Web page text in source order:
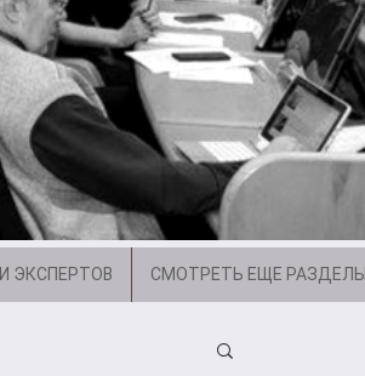
ЭКСПЕРТОВ СМОТРЕТЬ ЕЩЕ РАЗДЕЛЫ